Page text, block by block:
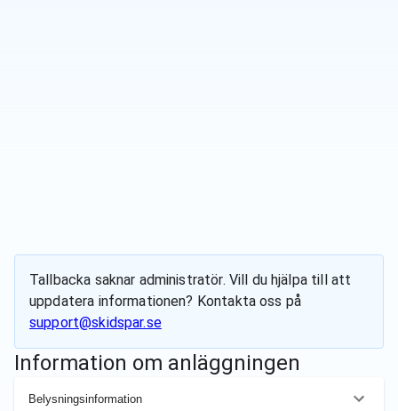
Tallbacka saknar administratör. Vill du hjälpa till att
uppdatera informationen? Kontakta oss på
support@skidspar.se
Information om anläggningen
Belysningsinformation